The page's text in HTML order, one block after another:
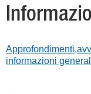
informazioni